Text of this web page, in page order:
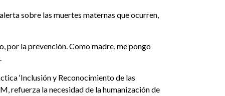
sobre las muertes maternas que ocurren,
por la prevención. Como madre, me pongo
‘Inclusión y Reconocimiento de las
refuerza la necesidad de la humanización de